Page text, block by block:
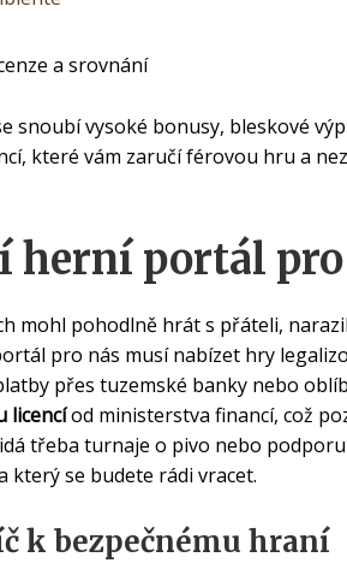
a srovnání
snoubí vysoké bonusy, bleskové
které vám zaručí férovou hru a
herní portál pro
mohl pohodlně hrát s přáteli,
pro nás musí nabízet hry
přes tuzemské banky nebo
licencíod ministerstva financí, což
třeba turnaje o pivo nebo
který se budete rádi vracet.
k bezpečnému hraní